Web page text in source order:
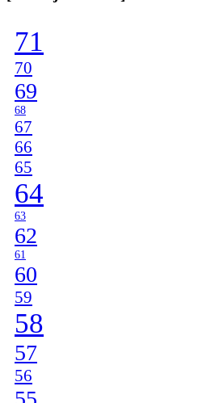
Categories
71
70
69
68
67
66
65
64
63
62
61
60
59
58
57
56